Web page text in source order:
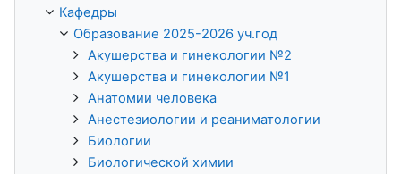
Кафедры
Образование 2025-2026 уч.год
Акушерства и гинекологии №2
Акушерства и гинекологии №1
Анатомии человека
Анестезиологии и реаниматологии
Биологии
Биологической химии